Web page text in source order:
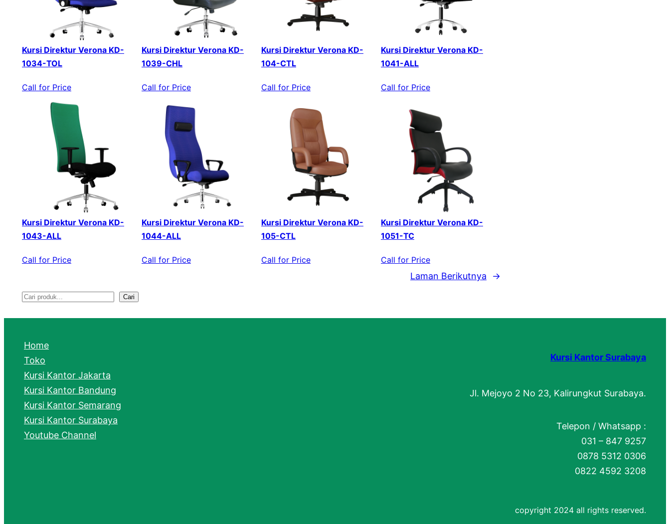
Kursi Direktur Verona KD-
1034-TOL
Call for Price
Kursi Direktur Verona KD-
1039-CHL
Call for Price
Kursi Direktur Verona KD-
104-CTL
Call for Price
Kursi Direktur Verona KD-
1041-ALL
Call for Price
Kursi Direktur Verona KD-
1043-ALL
Call for Price
Kursi Direktur Verona KD-
1044-ALL
Call for Price
Kursi Direktur Verona KD-
105-CTL
Call for Price
Kursi Direktur Verona KD-
1051-TC
Call for Price
Laman Berikutnya →
S
e
a
r
c
h
Cari
Home
Toko
Kursi Kantor Jakarta
Kursi Kantor Bandung
Kursi Kantor Semarang
Kursi Kantor Surabaya
Youtube Channel
Kursi Kantor Surabaya
Jl. Mejoyo 2 No 23, Kalirungkut Surabaya.
Telepon / Whatsapp :
031 – 847 9257
0878 5312 0306
0822 4592 3208
copyright 2024 all rights reserved.